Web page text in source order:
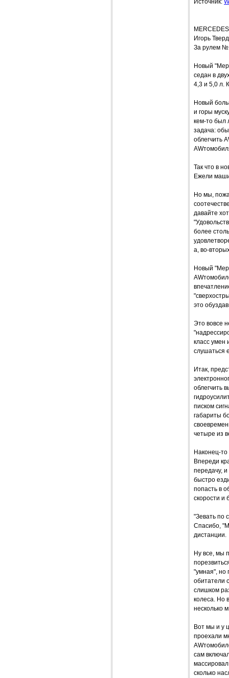
Источник:
Игорь
За рулем
Новый
седан в
4,3 и 5,0 л.
Новый
и горы
кем-то был
задача:
облегчить
Так что в
Ежели
Но мы,
давайте
более
а, во-
Новый
это
Это вовсе
класс умен
слушаться
Итак,
облегчить
писком
габариты
четыре из
Наконец-
Впереди
передачу, и
быстро
попасть в
скорости и
"Зевать по
Спасибо,
дистанции.
Ну все, мы
"умная", но
обитатели
слишком
колеса. Но
несколько
Вот мы и у
проехали
сам
сколько